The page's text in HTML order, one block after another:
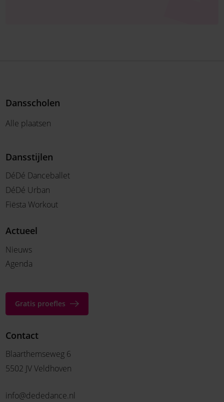
Dansscholen
Alle plaatsen
Dansstijlen
DéDé Danceballet
DéDé Urban
Fiësta Workout
Actueel
Nieuws
Agenda
Gratis proefles
Contact
Blaarthemseweg 6
5502 JV Veldhoven
info@dededance.nl